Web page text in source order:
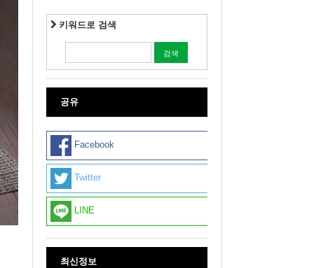
키워드로 검색
공유
Facebook
Twitter
LINE
최신정보